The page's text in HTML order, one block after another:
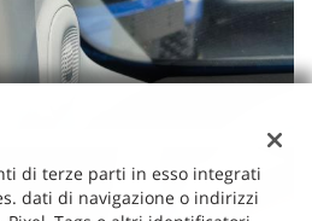
di terze parti in esso integrati
dati di navigazione o indirizzi